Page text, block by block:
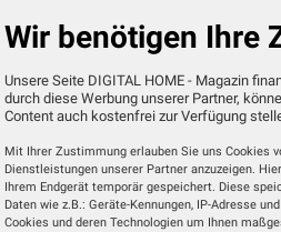
Modelle Z95B, Z95A,
es Benutzern,
Fernseher
übertragen werden.
worden.
Wir benötigen Ihre
Unsere Seite DIGITAL HOME - Magazin
durch diese Werbung unserer Partner,
Content auch kostenfrei zur Verfügung
Mit Ihrer Zustimmung erlauben Sie uns Cookies
Dienstleistungen unserer Partner anzuzeigen.
Ihrem Endgerät temporär gespeichert. Diese
Daten wie z.B.: Geräte-Kennungen, IP-Adresse
Cookies und deren Technologien um Ihnen